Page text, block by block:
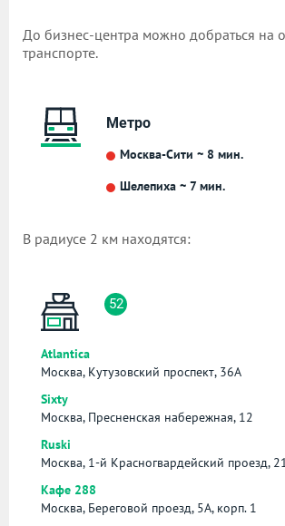
До бизнес-центра можно добраться на
транспорте.
Метро
Москва-Сити ~ 8 мин.
Шелепиха ~ 7 мин.
В радиусе 2 км находятся:
52
Atlantica
Москва, Кутузовский проспект, 36А
Sixty
Москва, Пресненская набережная, 12
Ruski
Москва, 1-й Красногвардейский проезд,
Кафе 288
Москва, Береговой проезд, 5А, корп. 1